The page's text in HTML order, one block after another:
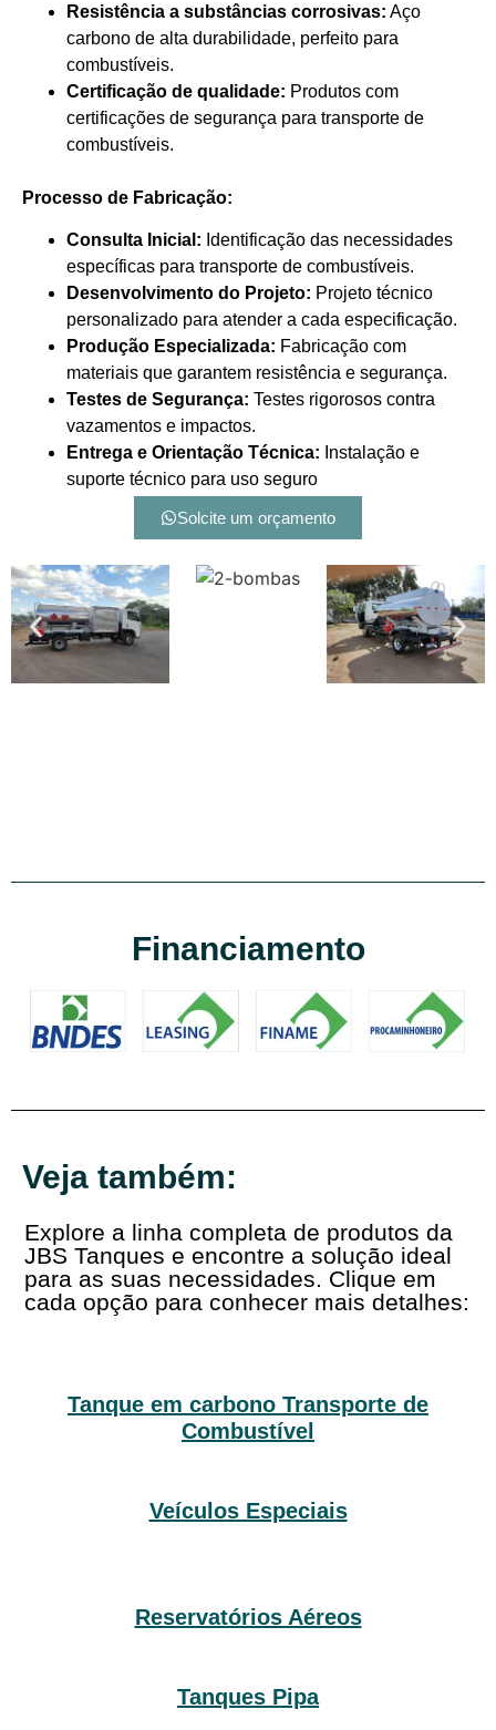
Resistência a substâncias corrosivas: Aço
carbono de alta durabilidade, perfeito para
combustíveis.
Certificação de qualidade: Produtos com
certificações de segurança para transporte de
combustíveis.
Processo de Fabricação:
Consulta Inicial: Identificação das necessidades
específicas para transporte de combustíveis.
Desenvolvimento do Projeto: Projeto técnico
personalizado para atender a cada especificação.
Produção Especializada: Fabricação com
materiais que garantem resistência e segurança.
Testes de Segurança: Testes rigorosos contra
vazamentos e impactos.
Entrega e Orientação Técnica: Instalação e
suporte técnico para uso seguro
Solcite um orçamento
Financiamento
Veja também:
Explore a linha completa de produtos da
JBS Tanques e encontre a solução ideal
para as suas necessidades. Clique em
cada opção para conhecer mais detalhes:
Tanque em carbono Transporte de
Combustível
Veículos Especiais
Reservatórios Aéreos
Tanques Pipa